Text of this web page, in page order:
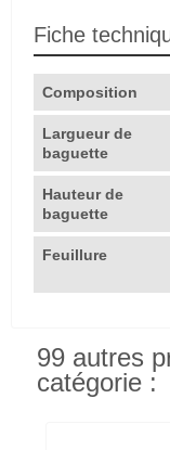
Fiche
Composition
Largueur de
baguette
Hauteur de
baguette
Feuillure
99 autres
catégorie :